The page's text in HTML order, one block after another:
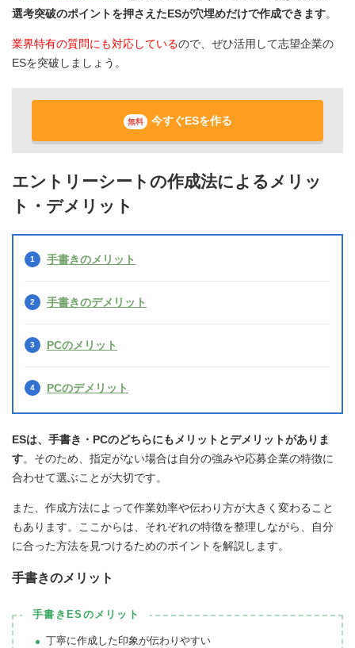
選考突破のポイントを押さえたESが穴埋めだけで作成できます。
業界特有の質問にも対応しているので、ぜひ活用して志望企業の
ESを突破しましょう。
無料 今すぐESを作る
エントリーシートの作成法によるメリッ
ト・デメリット
手書きのメリット
手書きのデメリット
PCのメリット
PCのデメリット
ESは、手書き・PCのどちらにもメリットとデメリットがありま
す。そのため、指定がない場合は自分の強みや応募企業の特徴に
合わせて選ぶことが大切です。
また、作成方法によって作業効率や伝わり方が大きく変わること
もあります。ここからは、それぞれの特徴を整理しながら、自分
に合った方法を見つけるためのポイントを解説します。
手書きのメリット
手書きESのメリット
丁寧に作成した印象が伝わりやすい